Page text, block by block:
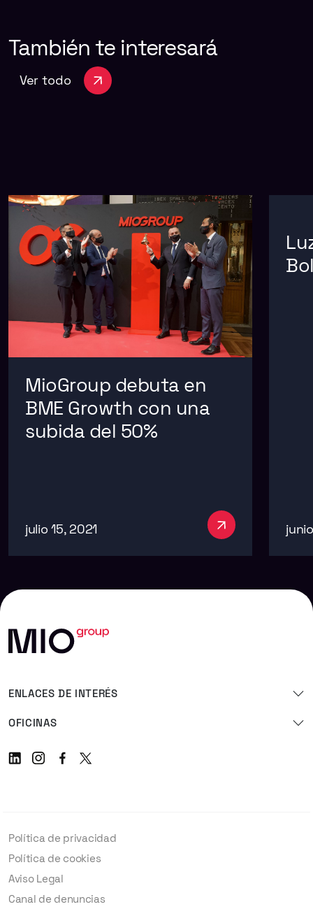
También te interesará
Ver todo
MioGroup debuta en
BME Growth con una
subida del 50%
julio 15, 2021
ENLACES DE INTERÉS
OFICINAS
LinkedinInstagram
Facebook
Twitter
Política de privacidad
Política de cookies
Aviso Legal
Canal de denuncias